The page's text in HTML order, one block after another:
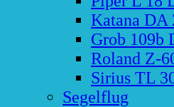
Katana
Grob 109b
Roland Z-
Sirius TL
Segelflug